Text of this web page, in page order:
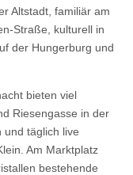
Altstadt, familiär am
Straße, kulturell in
der Hungerburg und
bieten viel
Riesengasse in der
und täglich live
Am Marktplatz
bestehende